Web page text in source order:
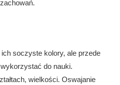
soczyste kolory, ale przede
do nauki.
wielkości. Oswajanie